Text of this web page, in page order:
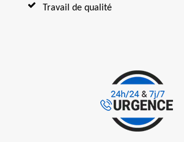
Travail de qualité